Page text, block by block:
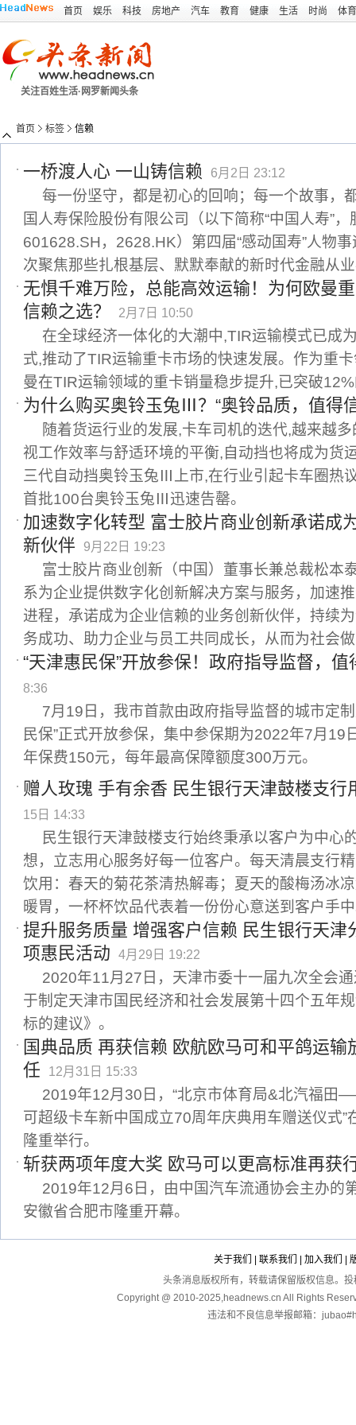
首页 娱乐 科技 房地产 汽车 教育 健康 生活 时尚 体育
关注百姓生活·网罗新闻头条
首页 标签 信赖
一桥渡人心 一山铸信赖 6月2日 23:12
每一份坚守，都是初心的回响；每一个故事，
国人寿保险股份有限公司（以下简称“中国人寿”，
601628.SH，2628.HK）第四届“感动国寿”人物
次聚焦那些扎根基层、默默奉献的新时代金融从
无惧千难万险，总能高效运输！为何欧曼
信赖之选？
2月7日 10:50
在全球经济一体化的大潮中,TIR运输模式已成
式,推动了TIR运输重卡市场的快速发展。作为重
曼在TIR运输领域的重卡销量稳步提升,已突破
为什么购买奥铃玉兔Ⅲ？“奥铃品质，值得
随着货运行业的发展,卡车司机的迭代,越来越
视工作效率与舒适环境的平衡,自动挡也将成为货
三代自动挡奥铃玉兔Ⅲ上市,在行业引起卡车圈热
首批100台奥铃玉兔Ⅲ迅速告罄。
加速数字化转型 富士胶片商业创新承诺成
新伙伴
9月22日 19:23
富士胶片商业创新（中国）董事长兼总裁松本
系为企业提供数字化创新解决方案与服务，加速
进程，承诺成为企业信赖的业务创新伙伴，持续
务成功、助力企业与员工共同成长，从而为社会
“天津惠民保”开放参保！政府指导监督，
8:36
7月19日，我市首款由政府指导监督的城市定
民保”正式开放参保，集中参保期为2022年7月19
年保费150元，每年最高保障额度300万元。
赠人玫瑰 手有余香 民生银行天津鼓楼支行
15日 14:33
民生银行天津鼓楼支行始终秉承以客户为中心
想，立志用心服务好每一位客户。每天清晨支行
饮用：春天的菊花茶清热解毒；夏天的酸梅汤冰
暖胃，一杯杯饮品代表着一份份心意送到客户手
提升服务质量 增强客户信赖 民生银行天津
项惠民活动
4月29日 19:22
2020年11月27日，天津市委十一届九次全会
于制定天津市国民经济和社会发展第十四个五年
标的建议》。
国典品质 再获信赖 欧航欧马可和平鸽运输
任
12月31日 15:33
2019年12月30日，“北京市体育局&北汽福田
可超级卡车新中国成立70周年庆典用车赠送仪式”
隆重举行。
斩获两项年度大奖 欧马可以更高标准再获
2019年12月6日，由中国汽车流通协会主办的
安徽省合肥市隆重开幕。
关于我们 联系我们 加入我们
头条消息版权所有，转载请保留版权信息。
Copyright @ 2010-2025,headnews.cn All Rights
违法和不良信息举报邮箱：